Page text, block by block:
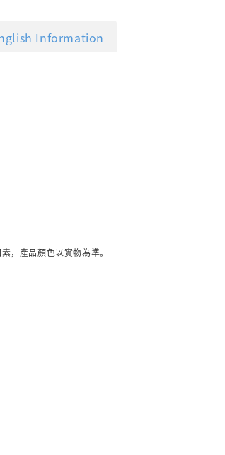
Information
，產品顏色以實物為準。